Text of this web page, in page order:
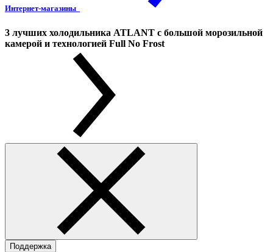
Интернет-магазины
3 лучших холодильника ATLANT с большой морозильной
камерой и технологией Full No Frost
Поддержка